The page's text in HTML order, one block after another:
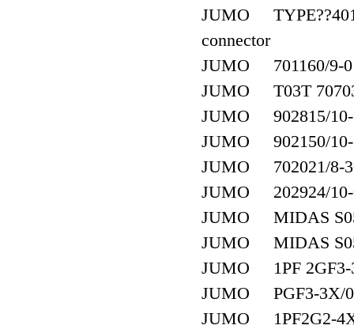
JUMO
connector
JUMO 701160/9-
JUMO T03T
JUMO 902815/10-
JUMO 902150/10-
JUMO 702021/8-
JUMO 202924/10-
JUMO MIDAS S05
JUMO MIDAS S05
JUMO 1PF 2GF3-
JUMO PGF3-3X/
JUMO 1PF2G2-